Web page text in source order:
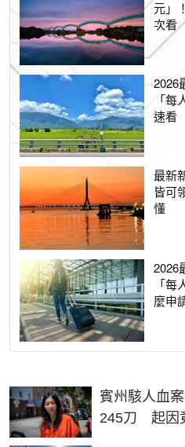
元」
次看
2026
「
速看
最新
皆可
懂
2026
「
麼申
賓州駭人血
245刀 起因